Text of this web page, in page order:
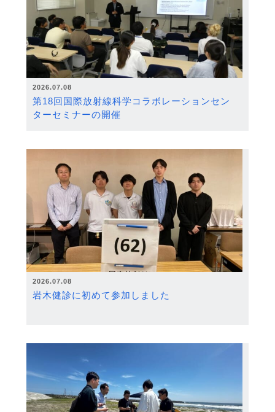
2026.07.08
第18回国際放射線科学コラボレーションセン
ターセミナーの開催
2026.07.08
岩木健診に初めて参加しました